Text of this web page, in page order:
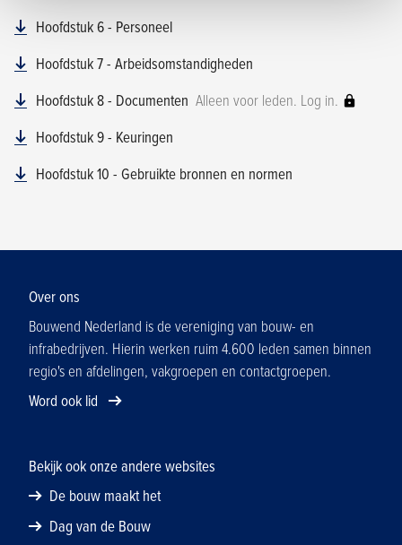
Hoofdstuk 6 - Personeel
Hoofdstuk 7 - Arbeidsomstandigheden
Hoofdstuk 8 - Documenten Alleen voor leden. Log in.
Hoofdstuk 9 - Keuringen
Hoofdstuk 10 - Gebruikte bronnen en normen
Over ons
Bouwend Nederland is de vereniging van bouw- en
infrabedrijven. Hierin werken ruim 4.600 leden samen binnen
regio's en afdelingen, vakgroepen en contactgroepen.
Word ook lid
Bekijk ook onze andere websites
De bouw maakt het
Dag van de Bouw